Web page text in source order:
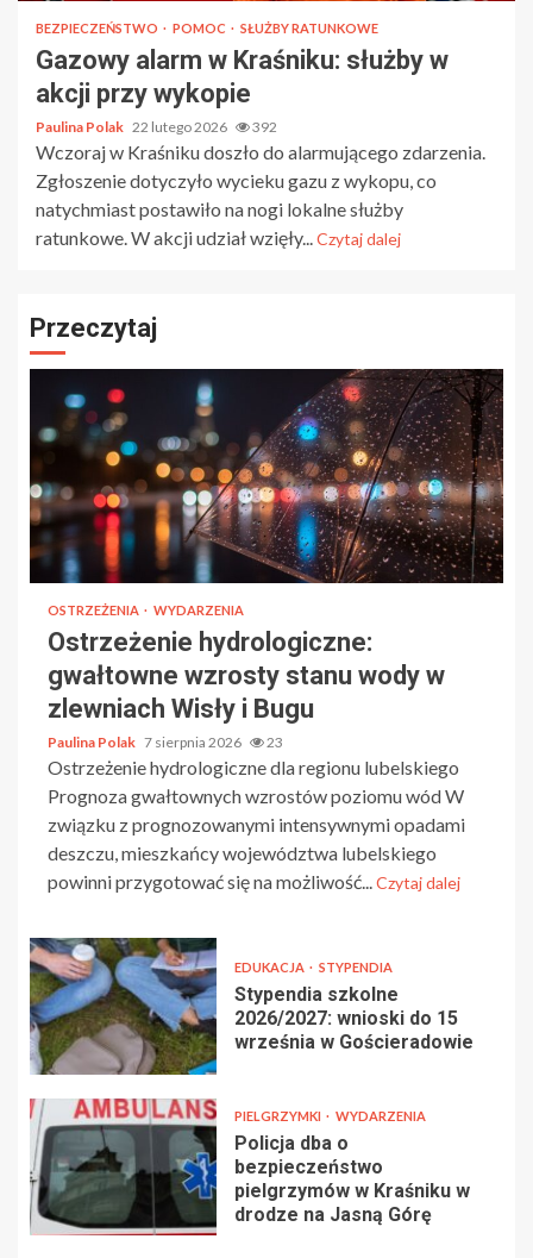
BEZPIECZEŃSTWO POMOC SŁUŻBY RATUNKOWE
Gazowy alarm w Kraśniku: służby w
akcji przy wykopie
Paulina Polak 22 lutego 2026 392
Wczoraj w Kraśniku doszło do alarmującego zdarzenia.
Zgłoszenie dotyczyło wycieku gazu z wykopu, co
natychmiast postawiło na nogi lokalne służby
ratunkowe. W akcji udział wzięły...Czytaj dalej
Przeczytaj
OSTRZEŻENIA WYDARZENIA
Ostrzeżenie hydrologiczne:
gwałtowne wzrosty stanu wody w
zlewniach Wisły i Bugu
Paulina Polak 7 sierpnia 2026 23
Ostrzeżenie hydrologiczne dla regionu lubelskiego
Prognoza gwałtownych wzrostów poziomu wód W
związku z prognozowanymi intensywnymi opadami
deszczu, mieszkańcy województwa lubelskiego
powinni przygotować się na możliwość...Czytaj dalej
EDUKACJA STYPENDIA
Stypendia szkolne
2026/2027: wnioski do 15
września w Gościeradowie
PIELGRZYMKI WYDARZENIA
Policja dba o
bezpieczeństwo
pielgrzymów w Kraśniku w
drodze na Jasną Górę